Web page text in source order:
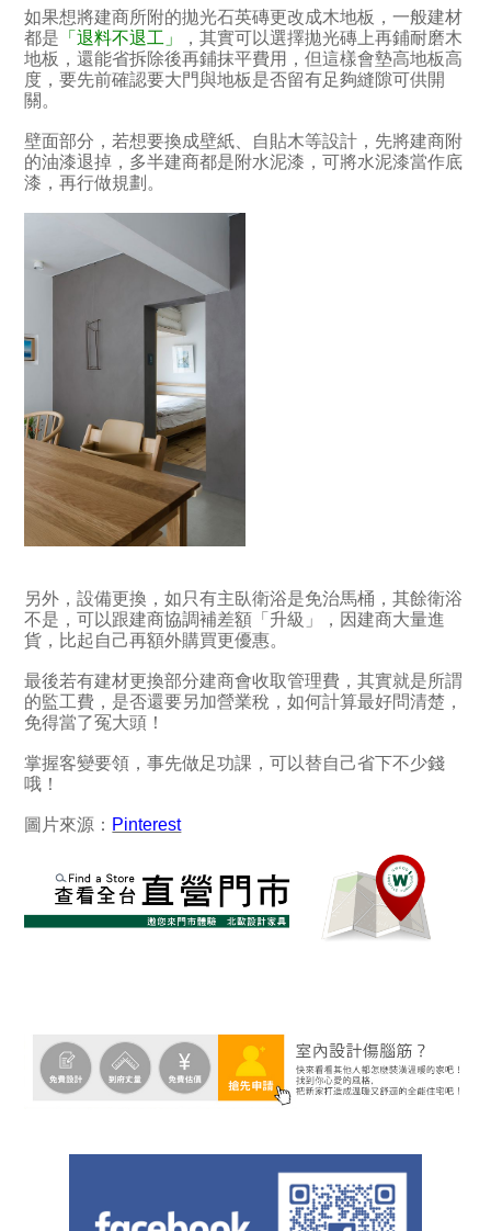
如果想將建商所附的拋光石英磚更改成木地板，一般建材
都是 「退料不退工」
，其實可以選擇拋光磚上再鋪耐磨木
地板，還能省拆除後再鋪抹平費用，但這樣會墊高地板高
度，要先前確認要大門與地板是否留有足夠縫隙可供開
關。
壁面部分，若想要換成壁紙、自貼木等設計，先將建商附
的油漆退掉，多半建商都是附水泥漆，可將水泥漆當作底
漆，再行做規劃。
另外，設備更換，如只有主臥衛浴是免治馬桶，其餘衛浴
不是，可以跟建商協調補差額「升級」，因建商大量進
貨，比起自己再額外購買更優惠。
最後若有建材更換部分建商會收取管理費，其實就是所謂
的監工費，是否還要另加營業稅，如何計算最好問清楚，
免得當了冤大頭！
掌握客變要領，事先做足功課，可以替自己省下不少錢
哦！
圖片來源： Pinterest